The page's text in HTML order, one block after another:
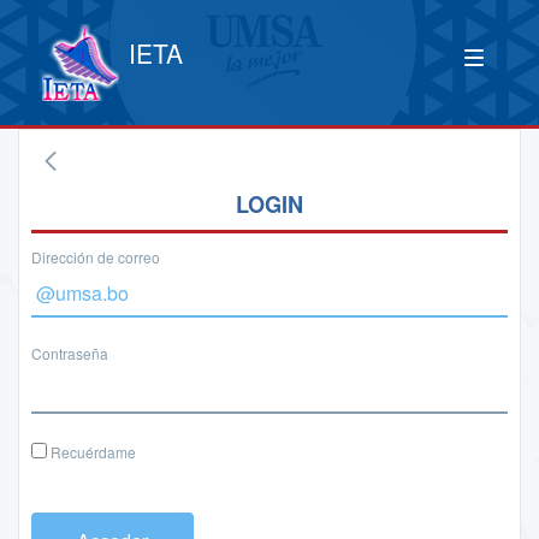
IETA
LOGIN
Dirección de correo
Contraseña
Recuérdame